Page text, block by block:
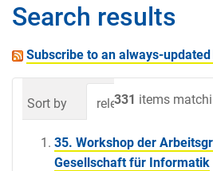
Search results
Subscribe to an always-updated
331 items
Sort by relevance
35. Workshop der
Gesellschaft für Informatik